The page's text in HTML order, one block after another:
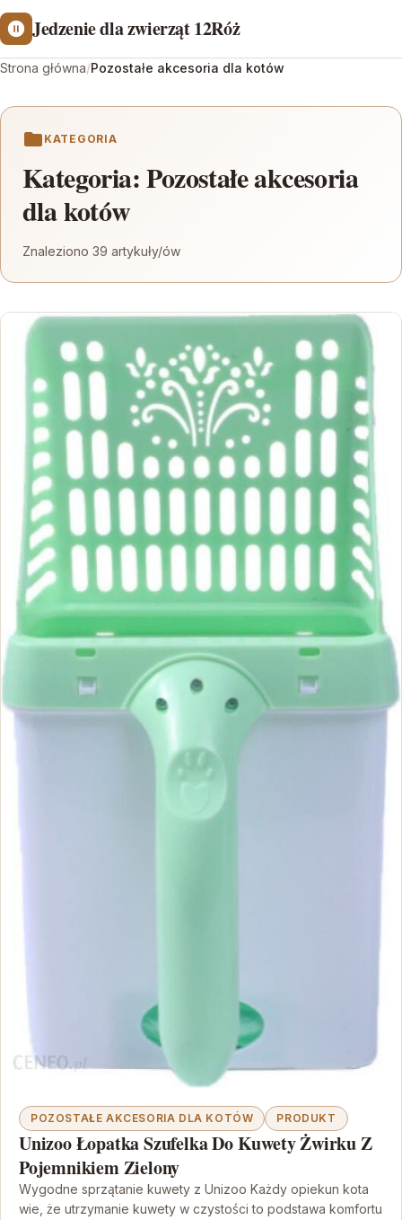
Jedzenie dla zwierząt 12Róż
Strona główna/Pozostałe akcesoria dla kotów
KATEGORIA
Kategoria:Pozostałe akcesoria
dla kotów
Znaleziono 39 artykuły/ów
POZOSTAŁE AKCESORIA DLA KOTÓW PRODUKT
Unizoo Łopatka Szufelka Do Kuwety Żwirku Z
Pojemnikiem Zielony
Wygodne sprzątanie kuwety z Unizoo Każdy opiekun kota
wie, że utrzymanie kuwety w czystości to podstawa komfortu